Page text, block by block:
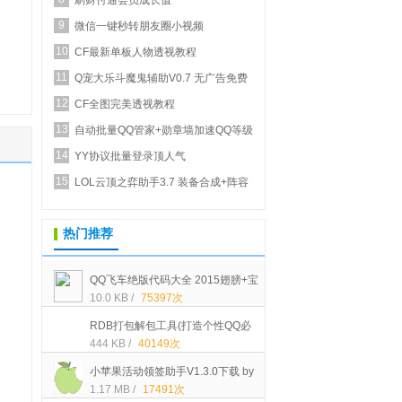
9
微信一键秒转朋友圈小视频
10 CF最新单板人物透视教程
11
Q宠大乐斗魔鬼辅助V0.7 无广告免费
正式版_新增...
12 CF全图完美透视教程
13
自动批量QQ管家+勋章墙加速QQ等级
14 YY协议批量登录顶人气
15
LOL云顶之弈助手3.7 装备合成+阵容
热门推荐
QQ飞车绝版代码大全 2015翅膀+宝
石+STABL车+装扮等代码[可以买的]
10.0 KB / 75397次
RDB打包解包工具(打造个性QQ必
备)中文绿色版下载
444 KB / 40149次
小苹果活动领签助手V1.3.0下载 by
大空白
1.17 MB / 17491次